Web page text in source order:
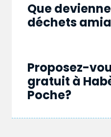
Que
déchets
Proposez-
gratuit à
Poche?